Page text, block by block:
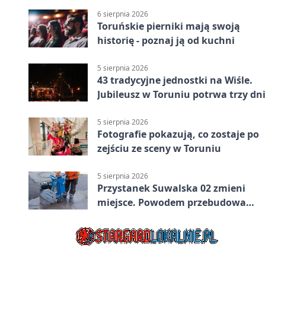
6 sierpnia 2026
Toruńskie pierniki mają swoją
historię - poznaj ją od kuchni
5 sierpnia 2026
43 tradycyjne jednostki na Wiśle.
Jubileusz w Toruniu potrwa trzy dni
5 sierpnia 2026
Fotografie pokazują, co zostaje po
zejściu ze sceny w Toruniu
5 sierpnia 2026
Przystanek Suwalska 02 zmieni
miejsce. Powodem przebudowa